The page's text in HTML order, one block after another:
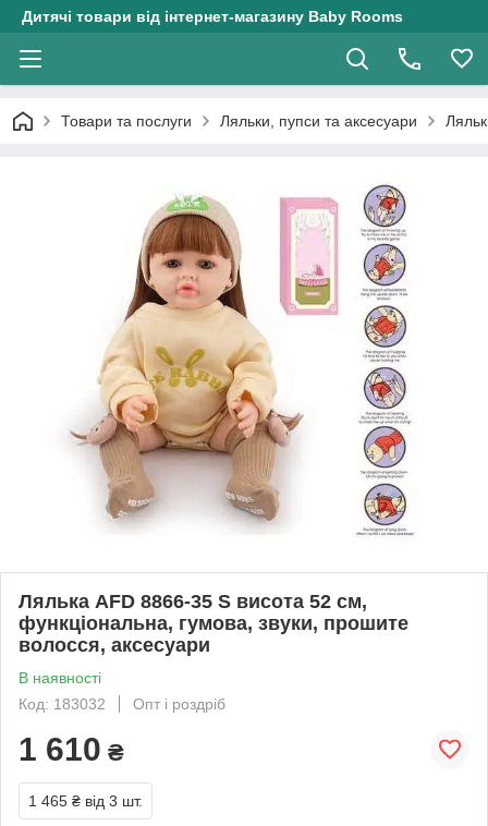
Дитячі товари від інтернет-магазину Baby Rooms
Товари та послуги Ляльки, пупси та аксесуари
Лялька AFD 8866-35 S висота 52 см,
функціональна, гумова, звуки, прошите
волосся, аксесуари
В наявності
Код: 183032
Опт і роздріб
1 610 ₴
1 465 ₴ від 3 шт.